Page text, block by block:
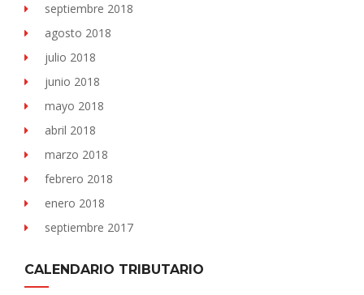
septiembre 2018
agosto 2018
julio 2018
junio 2018
mayo 2018
abril 2018
marzo 2018
febrero 2018
enero 2018
septiembre 2017
CALENDARIO TRIBUTARIO